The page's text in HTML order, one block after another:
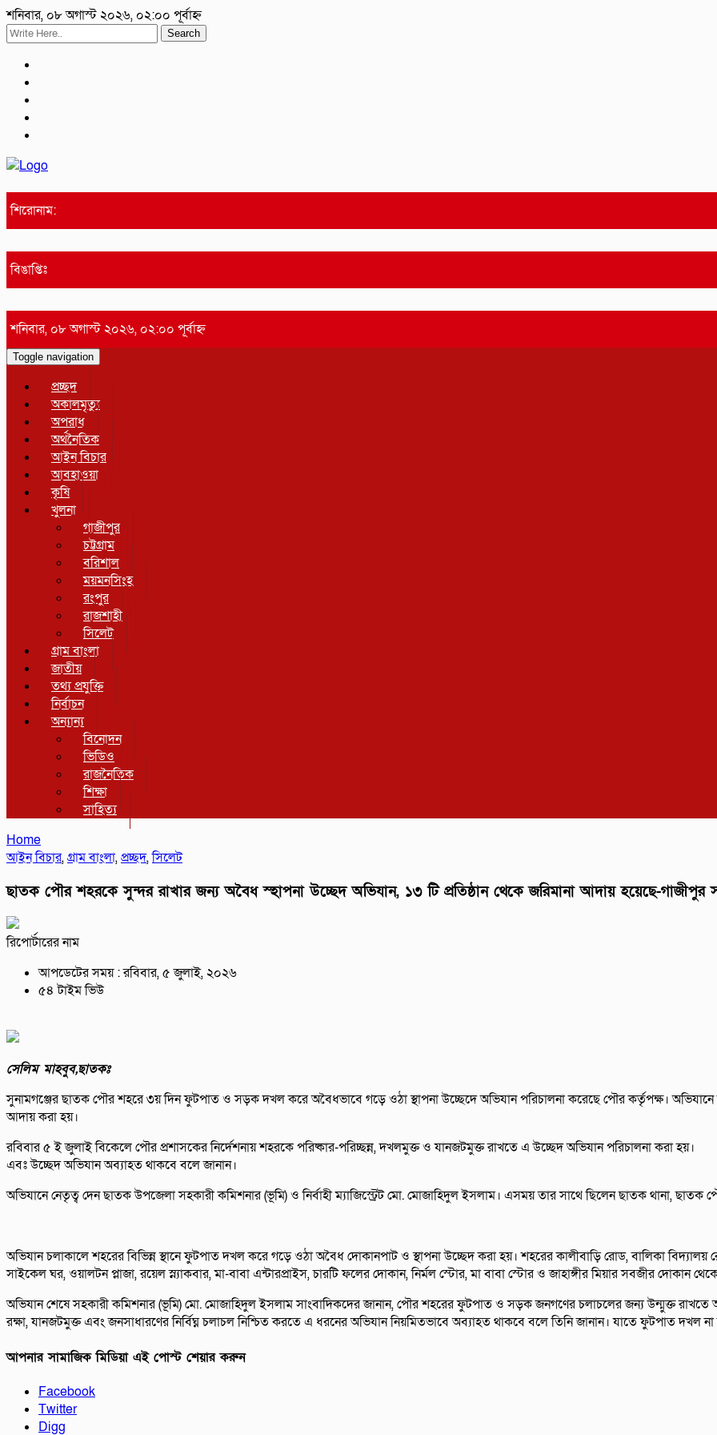
শনিবার, ০৮ অগাস্ট ২০২৬, ০২:০০ পূর্বাহ্ন
Search
শিরোনাম:
বিঙাপ্তিঃ
শনিবার, ০৮ অগাস্ট ২০২৬, ০২:০০ পূর্বাহ্ন
Toggle navigation
প্রচ্ছদ
অকালমৃত্যু
অপরাধ
অর্থনৈতিক
আইন বিচার
আবহাওয়া
কৃষি
খুলনা
গাজীপুর
চট্টগ্রাম
বরিশাল
ময়মনসিংহ
রংপুর
রাজশাহী
সিলেট
গ্রাম বাংলা
জাতীয়
তথ্য প্রযুক্তি
নির্বাচন
অন্যান্য
বিনোদন
ভিডিও
রাজনৈতিক
শিক্ষা
সাহিত্য
Home
আইন বিচার,গ্রাম বাংলা,প্রচ্ছদ,সিলেট
ছাতক পৌর শহরকে সুন্দর রাখার জন্য অবৈধ স্হাপনা উচ্ছেদ অভিযান, ১৩ টি প্রতিষ্ঠান থেকে জরিমানা আদায় হয়েছে-গাজীপুর
রিপোর্টারের নাম
আপডেটের সময় : রবিবার, ৫ জুলাই, ২০২৬
৫৪ টাইম ভিউ
সেলিম মাহবুব,ছাতকঃ
সুনামগঞ্জের ছাতক পৌর শহরে ৩য় দিন ফুটপাত ও সড়ক দখল করে অবৈধভাবে গড়ে ওঠা স্থাপনা উচ্ছেদে অভিযান পরিচালনা করেছে পৌর কর্তৃপক্ষ। অভিযানে
আদায় করা হয়।
রবিবার ৫ ই জুলাই বিকেলে পৌর প্রশাসকের নির্দেশনায় শহরকে পরিষ্কার-পরিচ্ছন্ন, দখলমুক্ত ও যানজটমুক্ত রাখতে এ উচ্ছেদ অভিযান পরিচালনা করা হয়।
এবঃ উচ্ছেদ অভিযান অব্যাহত থাকবে বলে জানান।
অভিযানে নেতৃত্ব দেন ছাতক উপজেলা সহকারী কমিশনার (ভূমি) ও নির্বাহী ম্যাজিস্ট্রেট মো. মোজাহিদুল ইসলাম। এসময় তার সাথে ছিলেন ছাতক থানা, ছাতক
অভিযান চলাকালে শহরের বিভিন্ন স্থানে ফুটপাত দখল করে গড়ে ওঠা অবৈধ দোকানপাট ও স্থাপনা উচ্ছেদ করা হয়। শহরের কালীবাড়ি রোড, বালিকা
সাইকেল ঘর, ওয়ালটন প্লাজা, রয়েল স্ন্যাকবার, মা-বাবা এন্টারপ্রাইস, চারটি ফলের দোকান, নির্মল স্টোর, মা বাবা স্টোর ও জাহাঙ্গীর মিয়ার সবজীর দোকান
অভিযান শেষে সহকারী কমিশনার (ভূমি) মো. মোজাহিদুল ইসলাম সাংবাদিকদের জানান, পৌর শহরের ফুটপাত ও সড়ক জনগণের চলাচলের জন্য উন্মুক্ত রাখতে
রক্ষা, যানজটমুক্ত এবং জনসাধারণের নির্বিঘ্ন চলাচল নিশ্চিত করতে এ ধরনের অভিযান নিয়মিতভাবে অব্যাহত থাকবে বলে তিনি জানান। যাতে ফুটপাত দখল
আপনার সামাজিক মিডিয়া এই পোস্ট শেয়ার করুন
Facebook
Twitter
Digg